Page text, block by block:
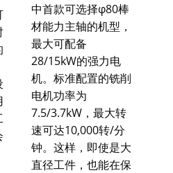
中首款可选择φ80棒
材能力主轴的机型，
最大可配备
28/15kW的强力电
机。标准配置的铣削
电机功率为
7.5/3.7kW，最大转
速可达10,000转/分
钟。这样，即使是大
直径工件，也能在保